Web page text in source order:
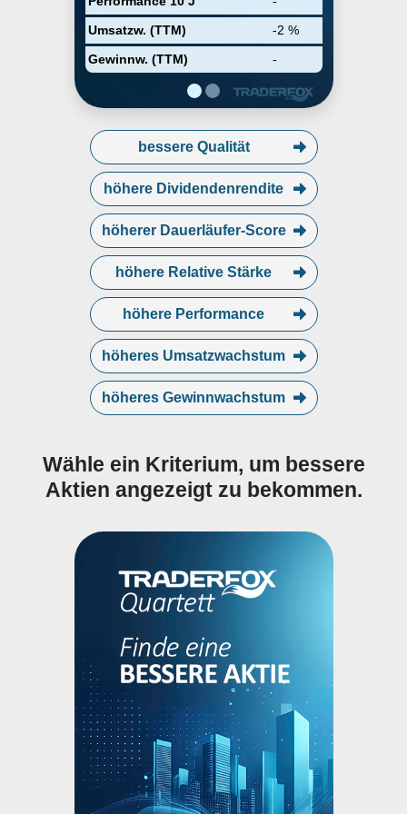
Umsatzw. (TTM)
-2 %
Gewinnw. (TTM)
-
dosing. The company was
founded on January 31, 2023 and
is headquartered in Durham, NC.
bessere Qualität
höhere Dividendenrendite
höherer Dauerläufer-Score
höhere Relative Stärke
höhere Performance
höheres Umsatzwachstum
höheres Gewinnwachstum
Wähle ein Kriterium, um bessere
Aktien angezeigt zu bekommen.